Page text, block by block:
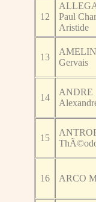
12
Paul
Aristide
13
Gervais
14
ANDRE
15
16 ARCO